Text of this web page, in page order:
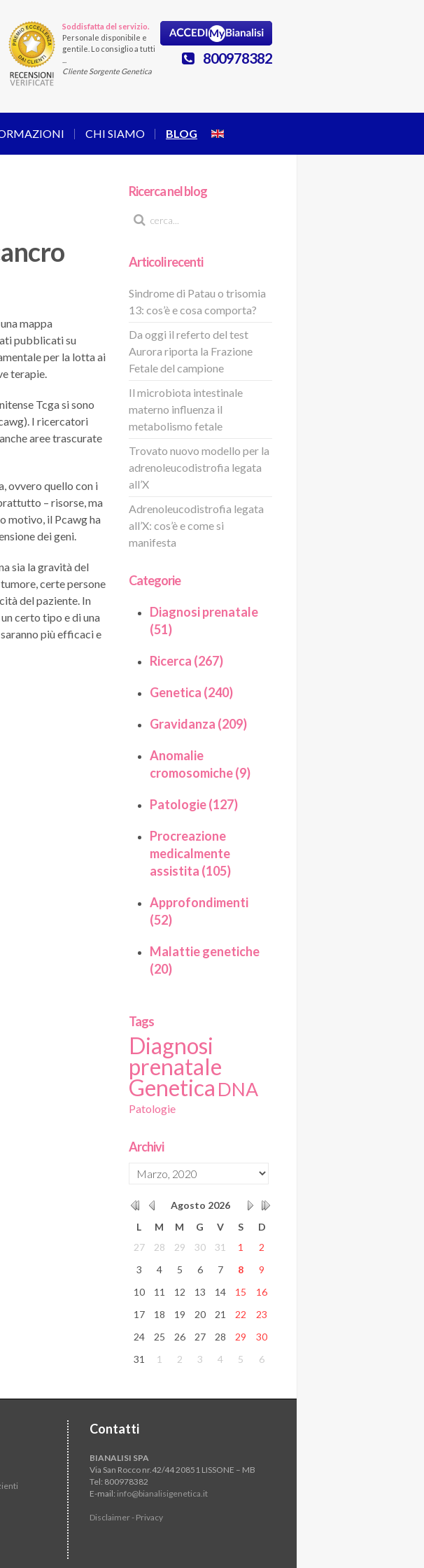
Soddisfatta del servizio.
Personale disponibile e
gentile. Lo consiglio a tutti
Cliente Sorgente Genetica
800978382
CHI SIAMO BLOG
mappa
pubblicati su
per la lotta ai
terapie.
Tcga si sono
I ricercatori
aree trascurate
ovvero quello con i
– risorse, ma
motivo, il Pcawg ha
dei geni.
sia la gravità del
certe persone
del paziente. In
certo tipo e di una
più efficaci e
Ricerca nel blog
Articoli recenti
Sindrome di Patau o trisomia
13: cos’è e cosa comporta?
Da oggi il referto del test
Aurora riporta la Frazione
Fetale del campione
Il microbiota intestinale
materno influenza il
metabolismo fetale
Trovato nuovo modello per la
adrenoleucodistrofia legata
all’X
Adrenoleucodistrofia legata
all’X: cos’è e come si
manifesta
Categorie
Diagnosi prenatale
(51)
Ricerca (267)
Genetica (240)
Gravidanza (209)
Anomalie
cromosomiche (9)
Patologie (127)
Procreazione
medicalmente
assistita (105)
Approfondimenti
(52)
Malattie genetiche
(20)
Tags
Diagnosi
prenatale
Genetica DNA
Patologie
Archivi
Agosto 2026
L
M M G V S
D
27
28 29 30 31 1
2
3
4 5 6 7 8
9
10
11 12 13 14 15
16
17
18 19 20 21 22
23
24
25 26 27 28 29
30
31
1 2 3 4 5 6
Contatti
BIANALISI SPA
Via San Rocco nr.42/44 20851 LISSONE – MB
Tel: 800978382
E-mail: info@bianalisigenetica.it
Disclaimer - Privacy